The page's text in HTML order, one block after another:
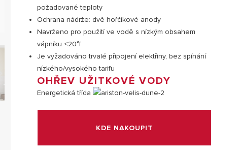
0
požadované teploty
Ochrana nádrže: dvě hořčíkové anody
Navrženo pro použití ve vodě s nízkým obsahem
vápníku <20°f
Je vyžadováno trvalé připojení elektřiny, bez spínání
nízkého/vysokého tarifu
OHŘEV UŽITKOVÉ VODY
Energetická třída
KDE NAKOUPIT